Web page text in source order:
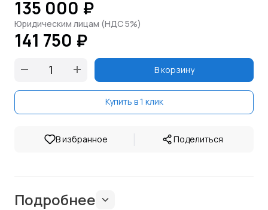
135 000 ₽
Юридическим лицам (НДС 5%)
141 750 ₽
В корзину
Купить в 1 клик
В избранное | Поделиться
Подробнее